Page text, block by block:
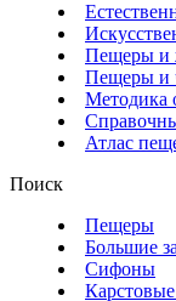
Пещеры и
Пещеры и
Методика
Атлас
Поиск
Пещеры
Большие
Сифоны